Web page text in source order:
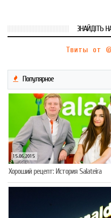
ЗНАЙДІТЬ
Твиты от
Популярное
15.06.2015
Хороший рецепт: История Salateira